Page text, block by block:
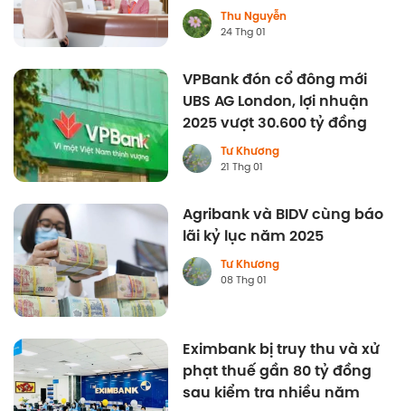
Thu Nguyễn
24 Thg 01
VPBank đón cổ đông mới
UBS AG London, lợi nhuận
2025 vượt 30.600 tỷ đồng
Tư Khương
21 Thg 01
Agribank và BIDV cùng báo
lãi kỷ lục năm 2025
Tư Khương
08 Thg 01
Eximbank bị truy thu và xử
phạt thuế gần 80 tỷ đồng
sau kiểm tra nhiều năm